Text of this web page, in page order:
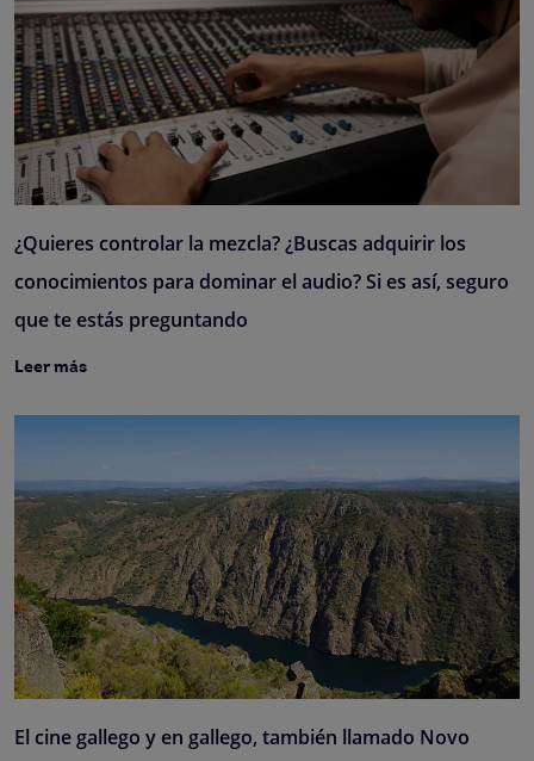
¿Quieres controlar la mezcla? ¿Buscas adquirir los
conocimientos para dominar el audio? Si es así, seguro
que te estás preguntando
Leer más
El cine gallego y en gallego, también llamado Novo